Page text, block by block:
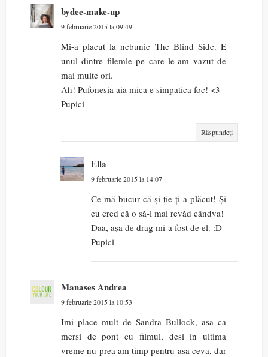
bydee-make-up
9 februarie 2015 la 09:49
Mi-a placut la nebunie The Blind Side. E
unul dintre filemle pe care le-am vazut de
mai multe ori.
Ah! Pufonesia aia mica e simpatica foc! <3
Pupici
Răspundeți
Ella
9 februarie 2015 la 14:07
Ce mă bucur că și ție ți-a plăcut! Și
eu cred că o să-l mai revăd cândva!
Daa, așa de drag mi-a fost de el. :D
Pupici
Manases Andrea
9 februarie 2015 la 10:53
Imi place mult de Sandra Bullock, asa ca
mersi de pont cu filmul, desi in ultima
vreme nu prea am timp pentru asa ceva, dar